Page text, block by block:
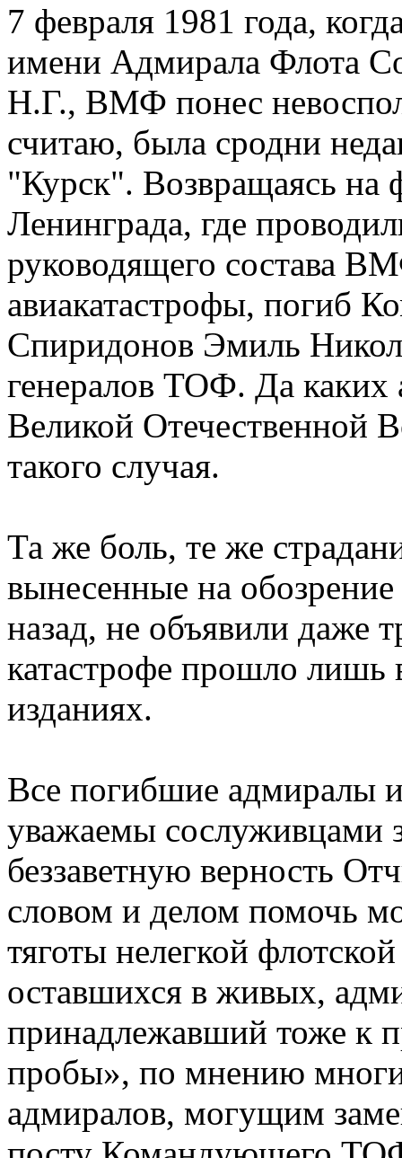
7 февраля 1981 года,
имени Адмирала Флота
Н.Г., ВМФ понес
считаю, была сродни
"Курск". Возвращаясь на
Ленинграда, где
руководящего состава
авиакатастрофы, погиб
Спиридонов Эмиль
генералов ТОФ. Да
Великой Отечественной
такого случая.
Та же боль, те же
вынесенные на
назад, не объявили даже
катастрофе прошло лишь
изданиях.
Все погибшие адмиралы
уважаемы сослуживцами
беззаветную верность
словом и делом помочь
тяготы нелегкой
оставшихся в живых,
принадлежавший тоже к
пробы», по мнению
адмиралов, могущим